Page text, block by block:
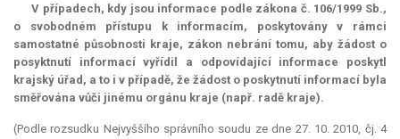
V případech, kdy jsou informace podle zákona č. 106/1999 Sb.,
o svobodném přístupu k informacím, poskytovány v rámci
samostatné působnosti kraje, zákon nebrání tomu, aby žádost o
posyktnutí informací vyřídil a odpovídající informace poskytl
krajský úřad, a to i v případě, že žádost o poskytnutí informací byla
směřována vůči jinému orgánu kraje (např. radě kraje).
(Podle rozsudku Nejvyššího správního soudu ze dne 27. 10. 2010, čj. 4